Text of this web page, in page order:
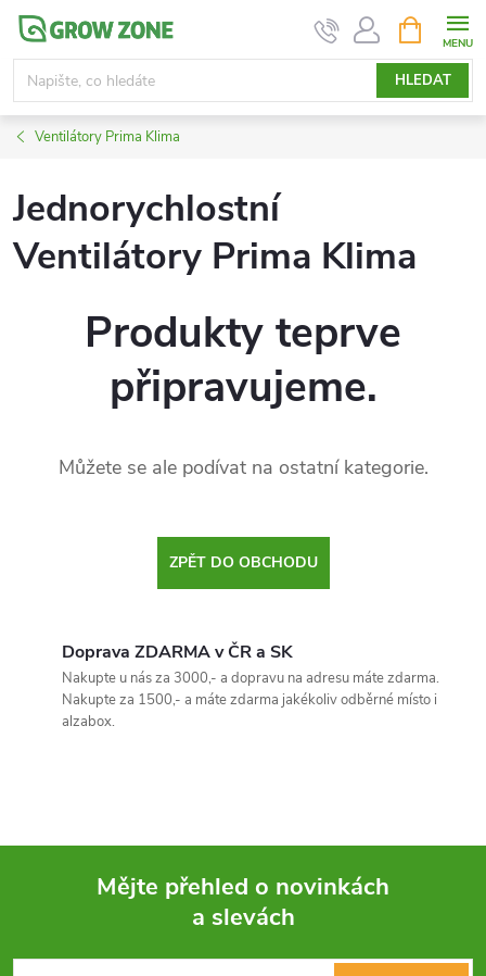
Přejít
obsah
HLEDAT
NÁKUPNÍ
KOŠÍK
Ventilátory Prima Klima
Jednorychlostní
Ventilátory Prima Klima
Produkty teprve
připravujeme.
Můžete se ale podívat na ostatní kategorie.
ZPĚT DO OBCHODU
Doprava ZDARMA v ČR a SK
Nakupte u nás za 3000,- a dopravu na adresu máte zdarma.
Nakupte za 1500,- a máte zdarma jakékoliv odběrné místo i
alzabox.
Mějte přehled o novinkách
a slevách